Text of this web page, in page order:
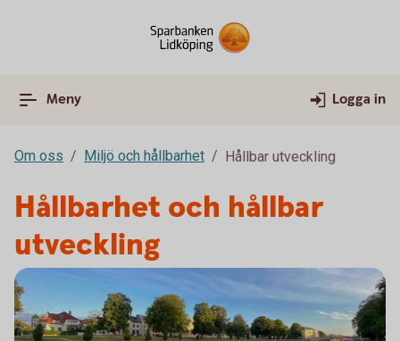
Meny Logga in
Om oss Miljö och hållbarhet Hållbar utveckling
Hållbarhet och hållbar
utveckling